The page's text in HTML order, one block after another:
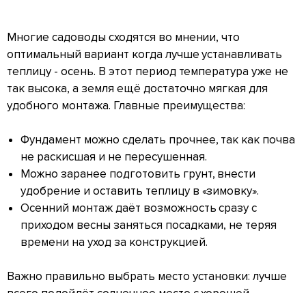
Многие садоводы сходятся во мнении, что
оптимальный вариант когда лучше устанавливать
теплицу - осень. В этот период температура уже не
так высока, а земля ещё достаточно мягкая для
удобного монтажа. Главные преимущества:
Фундамент можно сделать прочнее, так как почва
не раскисшая и не пересушенная.
Можно заранее подготовить грунт, внести
удобрение и оставить теплицу в «зимовку».
Осенний монтаж даёт возможность сразу с
приходом весны заняться посадками, не теряя
времени на уход за конструкцией.
Важно правильно выбрать место установки: лучше